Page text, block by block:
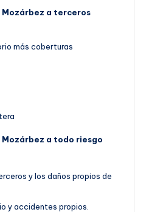
Mozárbez a terceros
más coberturas
a todo riesgo
y los daños propios de
y accidentes propios.